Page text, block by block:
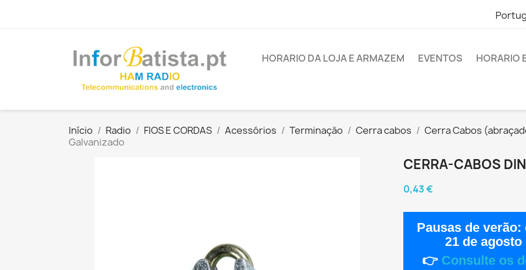
HORARIO DA LOJA E ARMAZEM EVENTOS HORARIO
Início Radio FIOS E CORDAS Acessórios Terminação Cerra cabos Cerra Cabos
Galvanizado
CERRA-CABOS
0,43 €
Pausas de verão:
21 de agosto
👉 Consulte os